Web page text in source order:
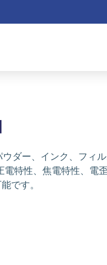
ダー、インク、フィ
特性、焦電特性、電
です。